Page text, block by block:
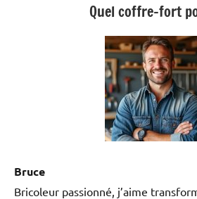
Quel coffre-fort
Bruce
Bricoleur passionné, j’aime